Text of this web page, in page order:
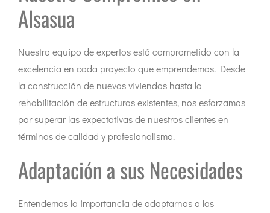
Alsasua
Nuestro equipo de expertos está comprometido con la
excelencia en cada proyecto que emprendemos. Desde
la construcción de nuevas viviendas hasta la
rehabilitación de estructuras existentes, nos esforzamos
por superar las expectativas de nuestros clientes en
términos de calidad y profesionalismo.
Adaptación a sus Necesidades
Entendemos la importancia de adaptarnos a las